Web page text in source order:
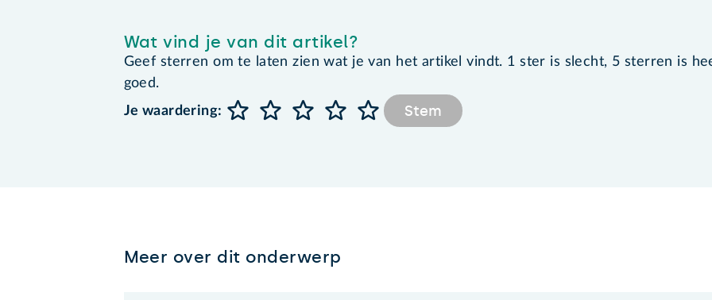
Wat vind je van dit artikel?
Geef sterren om te laten zien wat je van het artikel vindt. 1 ster is slecht, 5 sterren is
goed.
Je waardering:
Stem
Meer over dit onderwerp